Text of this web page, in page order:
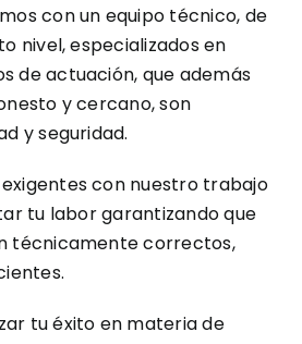
con un equipo técnico, de
nivel, especializados en
de actuación, que además
y cercano, son
y seguridad.
con nuestro trabajo
tu labor garantizando que
técnicamente correctos,
tu éxito en materia de